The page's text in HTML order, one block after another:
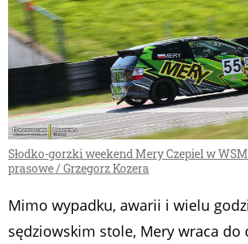
Słodko-gorzki weekend Mery Czepiel w
prasowe / Grzegorz Kozera
Mimo wypadku, awarii i wielu
sędziowskim stole, Mery wraca do